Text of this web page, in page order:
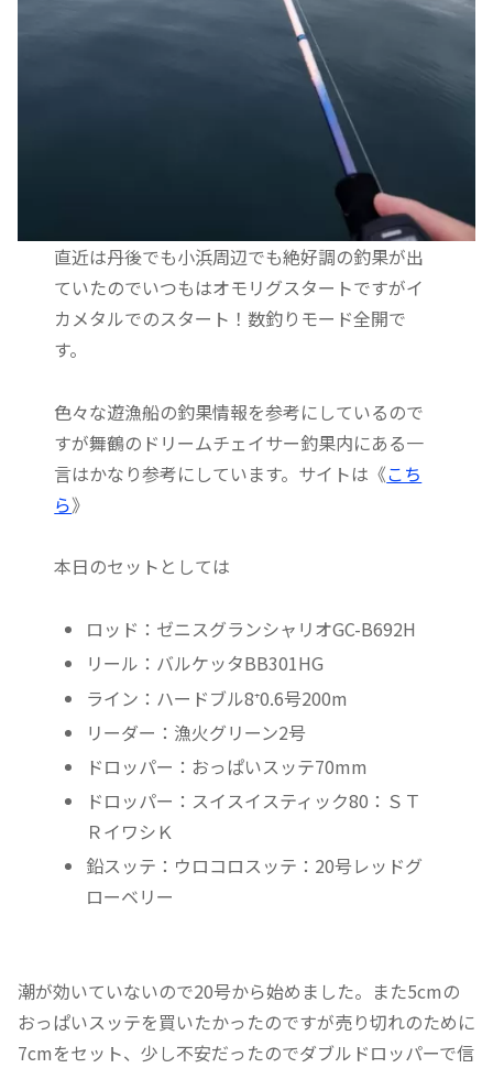
直近は丹後でも小浜周辺でも絶好調の釣果が出
ていたのでいつもはオモリグスタートですがイ
カメタルでのスタート！数釣りモード全開で
す。
色々な遊漁船の釣果情報を参考にしているので
すが舞鶴のドリームチェイサー釣果内にある一
言はかなり参考にしています。サイトは《こち
ら》
本日のセットとしては
ロッド：ゼニスグランシャリオGC-B692H
リール：バルケッタBB301HG
ライン：ハードブル8⁺0.6号200m
リーダー：漁火グリーン2号
ドロッパー：おっぱいスッテ70mm
ドロッパー：スイスイスティック80：ＳＴ
ＲイワシＫ
鉛スッテ：ウロコロスッテ：20号レッドグ
ローベリー
潮が効いていないので20号から始めました。また5cmの
おっぱいスッテを買いたかったのですが売り切れのために
7cmをセット、少し不安だったのでダブルドロッパーで信